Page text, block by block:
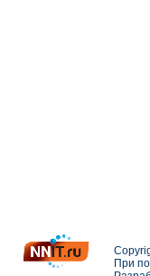
При